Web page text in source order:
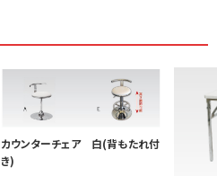
カウンターチェア 白(背もたれ付
き)